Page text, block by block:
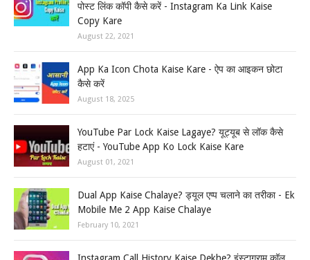
पोस्ट लिंक कॉपी कैसे करें - Instagram Ka Link Kaise
Copy Kare
August 22, 2021
App Ka Icon Chota Kaise Kare - ऐप का आइकन छोटा
कैसे करें
August 18, 2025
YouTube Par Lock Kaise Lagaye? यूट्यूब से लॉक कैसे
हटाएं - YouTube App Ko Lock Kaise Kare
August 01, 2021
Dual App Kaise Chalaye? ड्यूल एप्प चलाने का तरीका - Ek
Mobile Me 2 App Kaise Chalaye
February 10, 2021